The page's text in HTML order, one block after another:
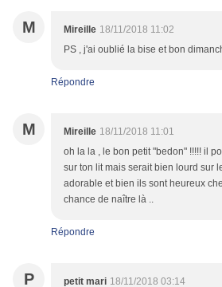
M Mireille 18/11/2018 11:02
PS , j'ai oublié la bise et bon
Répondre
M Mireille 18/11/2018 11:01
oh la la , le bon petit "bedon" !!!!! il
sur ton lit mais serait bien lourd sur
adorable et bien ils sont heureux
chance de naître là ..
Répondre
P petit mari 18/11/2018 03:14